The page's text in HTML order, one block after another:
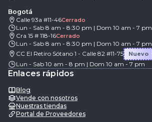
Bogotá
Calle 93a #11-46Cerrado
Lun - Sab 8 am - 8:30 pm | Dom 10 am - 7 pm
Cra 15 # 118-16Cerrado
Lun - Sab 8 am - 8:30 pm | Dom 10 am - 7 pm
CC El Retiro Sótano 1 - Calle 82 #11-75
Nuevo
Lun - Sab 10 am - 8 pm | Dom 10 am - 7 pm
Enlaces rápidos
Blog
Vende con nosotros
Nuestras tiendas
Portal de Proveedores